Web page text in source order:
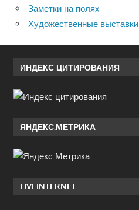
Заметки на полях
Художественные выставки
ИНДЕКС ЦИТИРОВАНИЯ
ЯНДЕКС.МЕТРИКА
LIVEINTERNET